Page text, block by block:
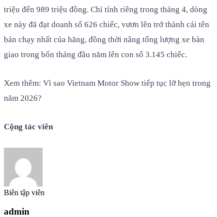
triệu đến 989 triệu đồng. Chỉ tính riêng trong tháng 4, dòng
xe này đã đạt doanh số 626 chiếc, vươn lên trở thành cái tên
bán chạy nhất của hãng, đồng thời nâng tổng lượng xe bàn
giao trong bốn tháng đầu năm lên con số 3.145 chiếc.
Xem thêm: Vì sao Vietnam Motor Show tiếp tục lỡ hẹn trong
năm 2026?
Cộng tác viên
Biên tập viên
admin